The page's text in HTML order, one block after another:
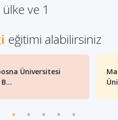
ve 1
eğitimi alabilirsiniz
Üniversitesi